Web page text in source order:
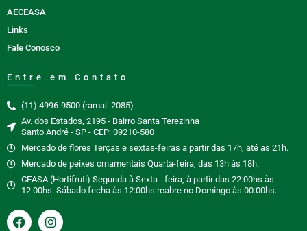
AECEASA
Links
Fale Conosco
Entre em Contato
(11) 4996-9500 (ramal: 2085)
Av. dos Estados, 2195 - Bairro Santa Terezinha
Santo André - SP - CEP: 09210-580
Mercado de flores Terças e sextas-feiras a partir das 17h, até as 21h.
Mercado de peixes ornamentais Quarta-feira, das 13h às 18h.
CEASA (Hortifruti) Segunda à Sexta - feira, à partir das 22:00hs às
12:00hs. Sábado fecha às 12:00hs reabre no Domingo às 00:00hs.